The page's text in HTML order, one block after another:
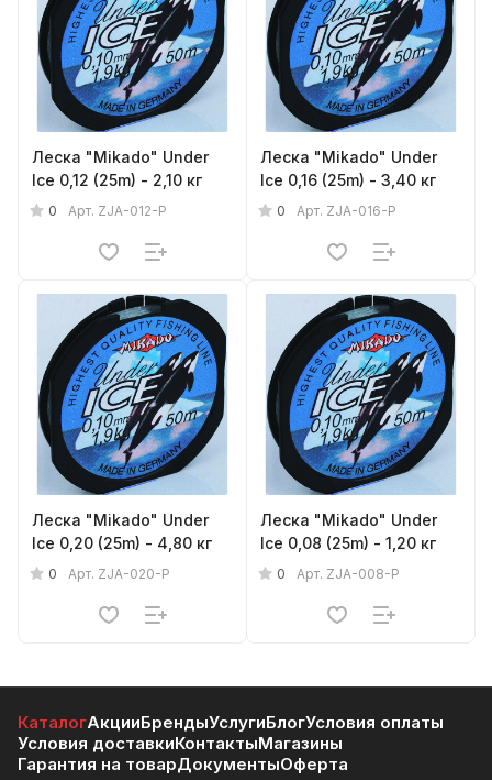
Леска "Mikado" Under
Ice 0,12 (25m) - 2,10 кг
0 Арт. ZJA-012-P
Леска "Mikado" Under
Ice 0,16 (25m) - 3,40 кг
0 Арт. ZJA-016-P
Леска "Mikado" Under
Ice 0,20 (25m) - 4,80 кг
0 Арт. ZJA-020-P
Леска "Mikado" Under
Ice 0,08 (25m) - 1,20 кг
0 Арт. ZJA-008-P
КаталогАкцииБрендыУслугиБлогУсловия оплаты
Условия доставкиКонтактыМагазины
Гарантия на товарДокументыОферта